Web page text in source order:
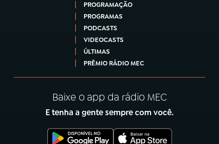
PROGRAMAÇÃO
PROGRAMAS
PODCASTS
VIDEOCASTS
ÚLTIMAS
PRÊMIO RÁDIO MEC
Baixe o app da rádio MEC
E tenha a gente sempre com você.